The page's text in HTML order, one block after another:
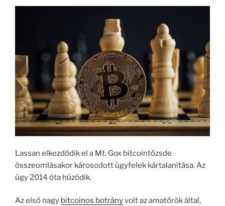
Lassan elkezdődik el a Mt. Gox bitcointőzsde
összeomlásakor károsodott ügyfelek kártalanítása. Az
ügy 2014 óta húzódik.
Az első nagy bitcoinos botrányvolt az amatőrök által,